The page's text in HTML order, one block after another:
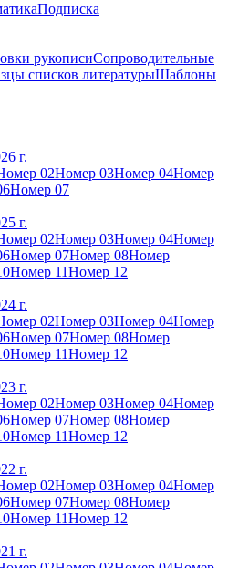
Подписка
рукописиСопроводительные
списков литературыШаблоны
г.
02Номер 03Номер 04Номер
Номер 07
г.
02Номер 03Номер 04Номер
Номер 07Номер 08Номер
Номер 11Номер 12
г.
02Номер 03Номер 04Номер
Номер 07Номер 08Номер
Номер 11Номер 12
г.
02Номер 03Номер 04Номер
Номер 07Номер 08Номер
Номер 11Номер 12
г.
02Номер 03Номер 04Номер
Номер 07Номер 08Номер
Номер 11Номер 12
г.